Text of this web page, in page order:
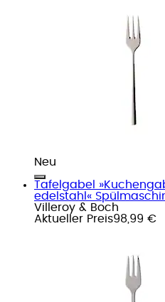
Neu
Tafelgabel
edelstahl«
Villeroy & Boch
Aktueller Preis98,99 €